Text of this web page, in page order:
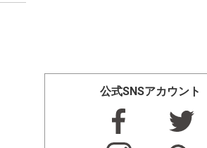
公式SNSアカウント